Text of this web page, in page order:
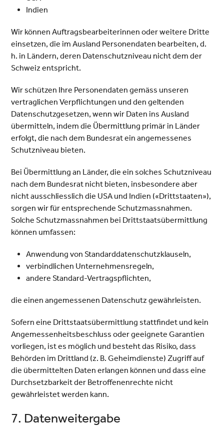
Indien
Wir können Auftragsbearbeiterinnen oder weitere Dritte
einsetzen, die im Ausland Personendaten bearbeiten, d.
h. in Ländern, deren Datenschutzniveau nicht dem der
Schweiz entspricht.
Wir schützen Ihre Personendaten gemäss unseren
vertraglichen Verpflichtungen und den geltenden
Datenschutzgesetzen, wenn wir Daten ins Ausland
übermitteln, indem die Übermittlung primär in Länder
erfolgt, die nach dem Bundesrat ein angemessenes
Schutzniveau bieten.
Bei Übermittlung an Länder, die ein solches Schutzniveau
nach dem Bundesrat nicht bieten, insbesondere aber
nicht ausschliesslich die USA und Indien («Drittstaaten»),
sorgen wir für entsprechende Schutzmassnahmen.
Solche Schutzmassnahmen bei Drittstaatsübermittlung
können umfassen:
Anwendung von Standarddatenschutzklauseln,
verbindlichen Unternehmensregeln,
andere Standard-Vertragspflichten,
die einen angemessenen Datenschutz gewährleisten.
Sofern eine Drittstaatsübermittlung stattfindet und kein
Angemessenheitsbeschluss oder geeignete Garantien
vorliegen, ist es möglich und besteht das Risiko, dass
Behörden im Drittland (z. B. Geheimdienste) Zugriff auf
die übermittelten Daten erlangen können und dass eine
Durchsetzbarkeit der Betroffenenrechte nicht
gewährleistet werden kann.
7. Datenweitergabe